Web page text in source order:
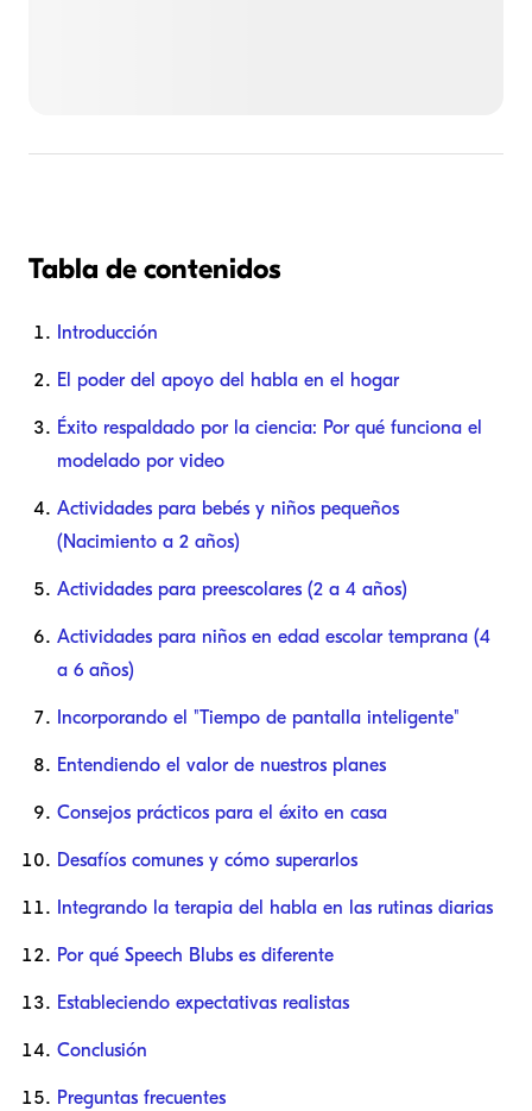
Tabla de contenidos
Introducción
El poder del apoyo del habla en el hogar
Éxito respaldado por la ciencia: Por qué funciona el
modelado por video
Actividades para bebés y niños pequeños
(Nacimiento a 2 años)
Actividades para preescolares (2 a 4 años)
Actividades para niños en edad escolar temprana (4
a 6 años)
Incorporando el "Tiempo de pantalla inteligente"
Entendiendo el valor de nuestros planes
Consejos prácticos para el éxito en casa
Desafíos comunes y cómo superarlos
Integrando la terapia del habla en las rutinas diarias
Por qué Speech Blubs es diferente
Estableciendo expectativas realistas
Conclusión
Preguntas frecuentes